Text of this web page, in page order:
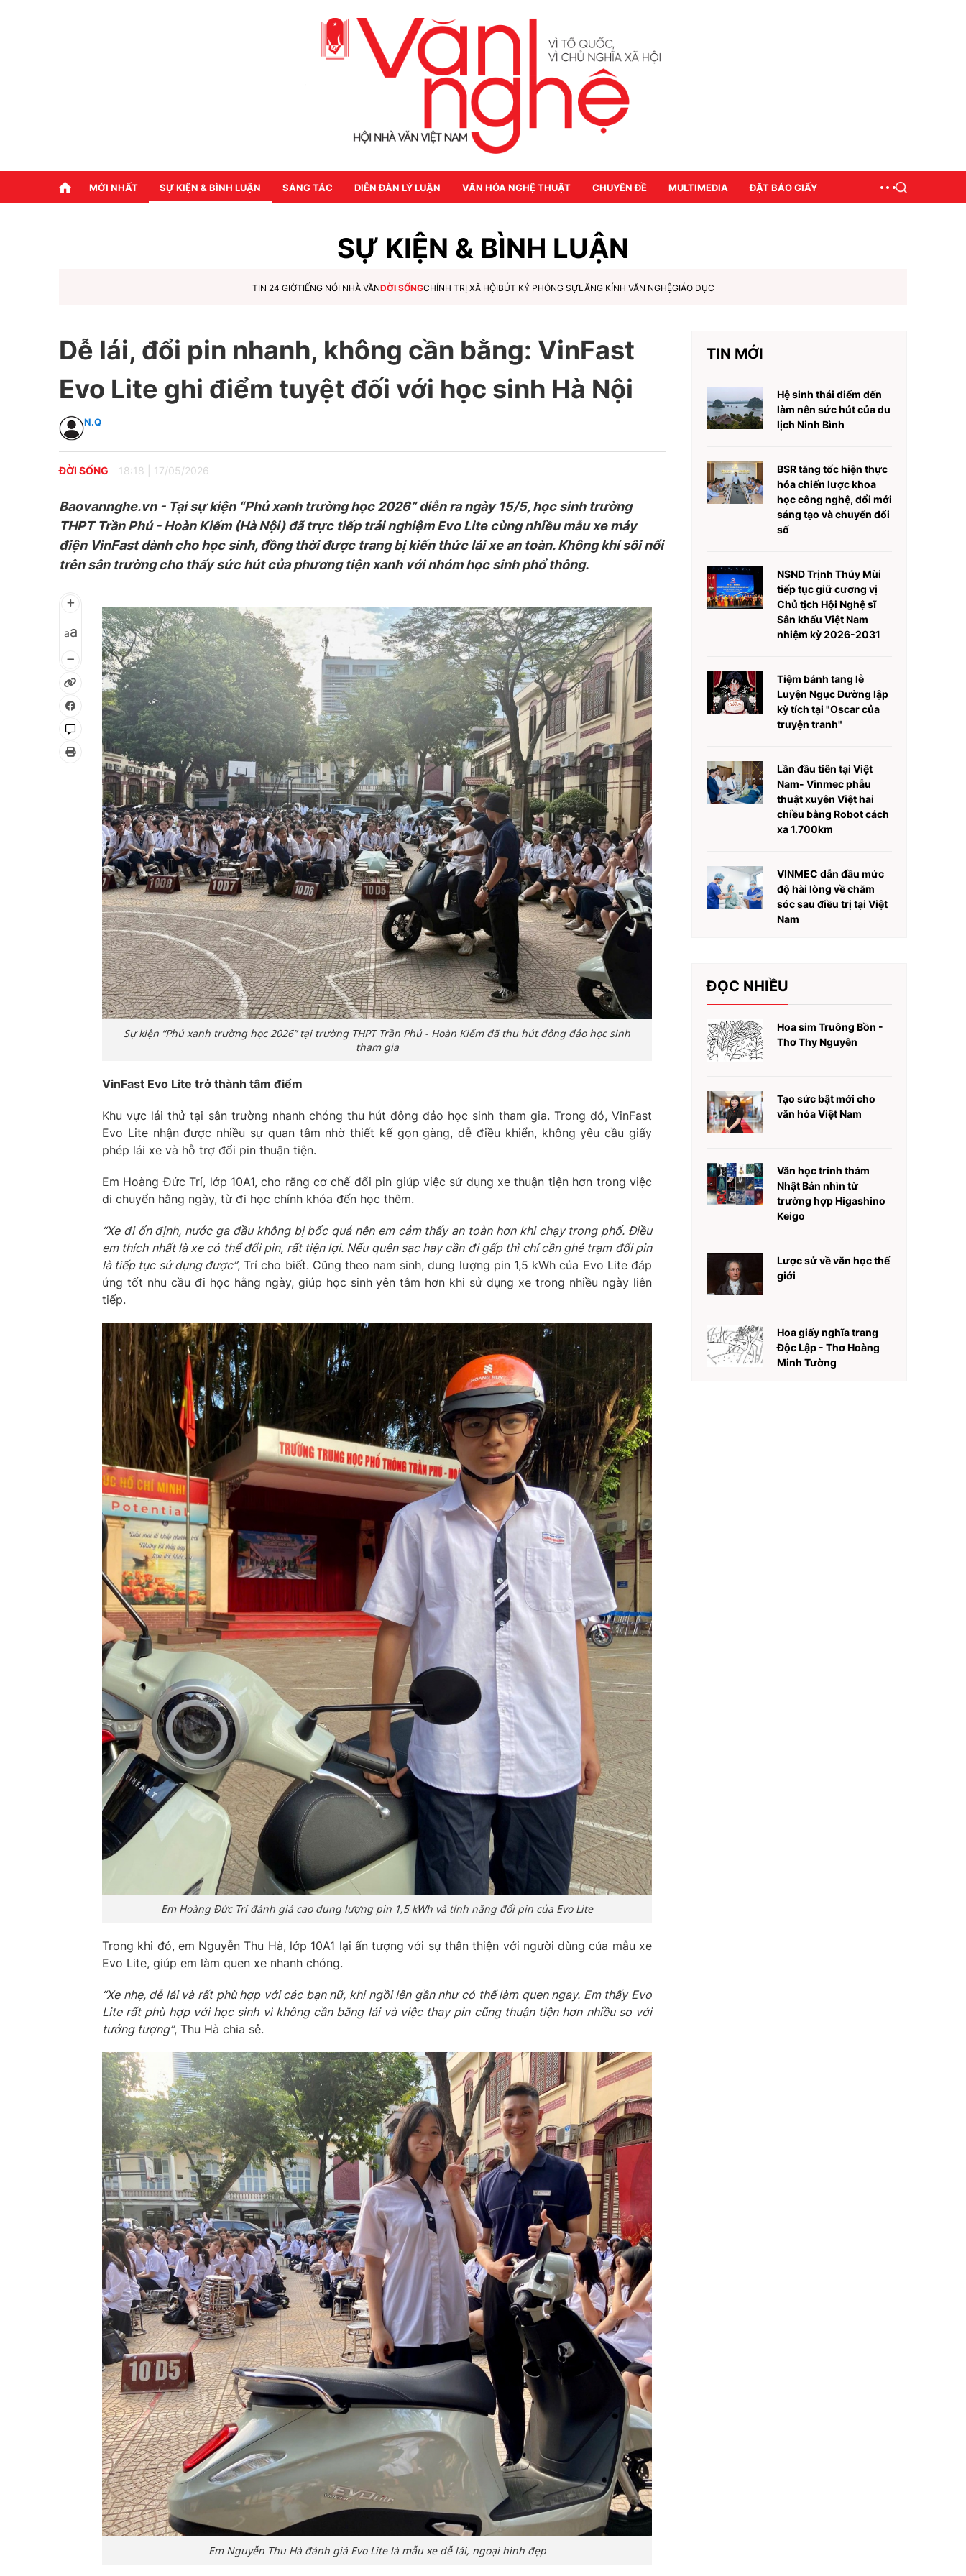
MỚI NHẤT SỰ KIỆN & BÌNH LUẬN SÁNG TÁC DIỄN ĐÀN LÝ LUẬN VĂN HÓA NGHỆ THUẬT CHUYÊN ĐỀ MULTIMEDIA ĐẶT BÁO GIẤY
SỰ KIỆN & BÌNH LUẬN
TIN 24 GIỜTIẾNG NÓI NHÀ VĂNĐỜI SỐNGCHÍNH TRỊ XÃ HỘIBÚT KÝ PHÓNG SỰLĂNG KÍNH VĂN NGHỆGIÁO DỤC
Dễ lái, đổi pin nhanh, không cần bằng: VinFast
Evo Lite ghi điểm tuyệt đối với học sinh Hà Nội
N.Q
ĐỜI SỐNG 18:18 17/05/2026
Baovannghe.vn - Tại sự kiện “Phủ xanh trường học 2026” diễn ra ngày 15/5, học sinh trường
THPT Trần Phú-Hoàn Kiếm(Hà Nội) đã trựctiếp trải nghiệm Evo Lite cùng nhiều mẫu xe máy
điện VinFast dành cho học sinh, đồng thời được trang bị kiến thức lái xe an toàn. Không khí sôi nổi
trên sân trường cho thấy sức hút của phương tiện xanh với nhóm học sinh phổ thông.
aa
Sự kiện “Phủ xanh trường học 2026” tại trường THPT Trần Phú- Hoàn Kiếmđãthu hút đông đảohọc sinh
tham gia
VinFast Evo Lite trở thành tâm điểm
Khu vực lái thử tại sân trường nhanh chóng thu hút đông đảo học sinh tham gia. Trong đó, VinFast
Evo Lite nhận được nhiều sự quan tâm nhờ thiết kế gọn gàng, dễ điều khiển, không yêu cầu giấy
phép lái xe và hỗ trợ đổi pin thuận tiện.
Em Hoàng Đức Trí, lớp 10A1, cho rằng cơ chế đổi pin giúp việc sử dụng xe thuận tiện hơn trong việc
di chuyển hằng ngày, từ đi học chính khóa đến học thêm.
“Xe đi ổn định, nước ga đầu không bị bốc quá nên em cảm thấy an toàn hơn khi chạy trong phố. Điều
em thích nhất là xe có thể đổi pin, rất tiệnlợi. Nếu quên sạc hay cần đi gấp thì chỉ cần ghé trạm đổi pin
là tiếp tục sử dụng được”, Trí cho biết. Cũng theo nam sinh, dung lượng pin 1,5 kWh của Evo Lite đáp
ứng tốt nhu cầu đi học hằng ngày, giúp học sinh yên tâm hơn khi sử dụng xe trong nhiều ngày liên
tiếp.
Em Hoàng Đức Trí đánh giá cao dung lượng pin 1,5 kWh và tính năng đổi pin của Evo Lite
Trong khi đó, em Nguyễn Thu Hà, lớp 10A1 lại ấn tượng với sự thân thiện với người dùng của mẫu xe
Evo Lite, giúp em làm quen xe nhanh chóng.
“Xe nhẹ, dễ lái và rất phù hợp với các bạn nữ, khi ngồi lên gần như có thể làm quen ngay. Em thấy Evo
Lite rấtphù hợp với học sinh vì không cần bằng lái và việc thay pin cũng thuận tiện hơn nhiều so với
tưởng tượng”, Thu Hà chia sẻ.
Em Nguyễn Thu Hà đánh giá Evo Lite là mẫu xe dễ lái, ngoại hình đẹp
TIN MỚI
Hệ sinh thái điểm đến
làm nên sức hút của du
lịch Ninh Bình
BSR tăng tốc hiện thực
hóa chiến lược khoa
học công nghệ, đổi mới
sáng tạo và chuyển đổi
số
NSND Trịnh Thúy Mùi
tiếp tục giữ cương vị
Chủ tịch Hội Nghệ sĩ
Sân khấu Việt Nam
nhiệm kỳ 2026-2031
Tiệm bánh tang lễ
Luyện Ngục Đường lập
kỳ tích tại "Oscar của
truyện tranh"
Lần đầu tiên tại Việt
Nam- Vinmec phẫu
thuật xuyên Việt hai
chiều bằng Robot cách
xa 1.700km
VINMEC dẫn đầu mức
độ hài lòng về chăm
sóc sau điều trị tại Việt
Nam
ĐỌC NHIỀU
Hoa sim Truông Bồn -
Thơ Thy Nguyên
Tạo sức bật mới cho
văn hóa Việt Nam
Văn học trinh thám
Nhật Bản nhìn từ
trường hợp Higashino
Keigo
Lược sử về văn học thế
giới
Hoa giấy nghĩa trang
Độc Lập - Thơ Hoàng
Minh Tường